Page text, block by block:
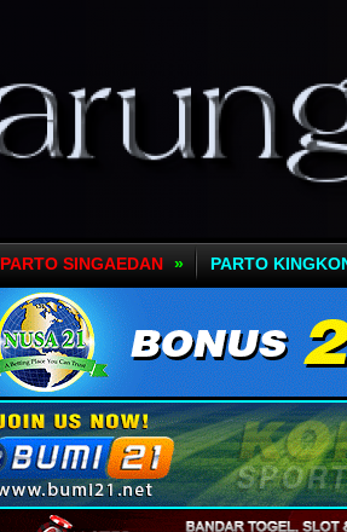
PARTO SINGAEDAN » PARTO